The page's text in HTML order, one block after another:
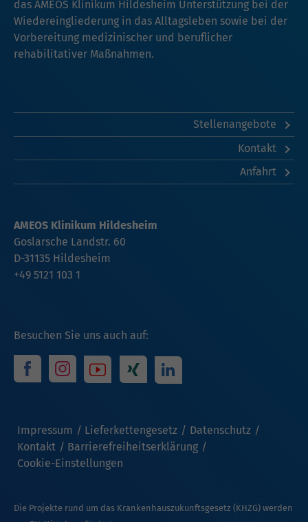
das AMEOS Klinikum Hildesheim Unterstützung bei der
Wiedereingliederung in das Alltagsleben sowie bei der
Vorbereitung medizinischer und beruflicher
rehabilitativer Maßnahmen.
Stellenangebote
Kontakt
Anfahrt
Besuchen Sie uns auch auf:
Impressum Lieferkettengesetz
Datenschutz
Kontakt
Barrierefreiheitserklärung
Cookie-Einstellungen
AMEOS Klinikum Hildesheim
Goslarsche Landstr. 60
D-31135 Hildesheim
+49 5121 103 1
Die Projekte rund um das Krankenhauszukunftsgesetz (KHZG) werden